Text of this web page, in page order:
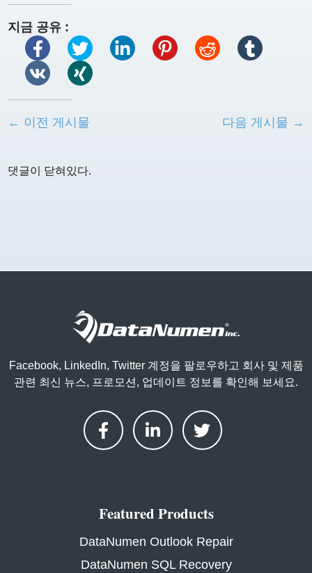
지금 공유 :
← 이전 게시물 다음 게시물 →
댓글이 닫혀있다.
Facebook, LinkedIn, Twitter 계정을 팔로우하고 회사 및 제품
관련 최신 뉴스, 프로모션, 업데이트 정보를 확인해 보세요.
Featured Products
DataNumen Outlook Repair
DataNumen SQL Recovery